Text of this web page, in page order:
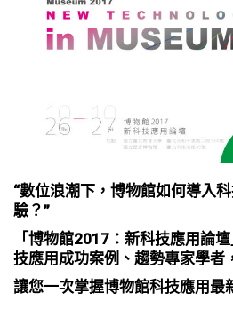
“數位浪潮下，博物館如何導入
驗？”
「博物館2017：新科技應用論
技應用成功案例、趨勢專家學者
讓您一次掌握博物館科技應用最